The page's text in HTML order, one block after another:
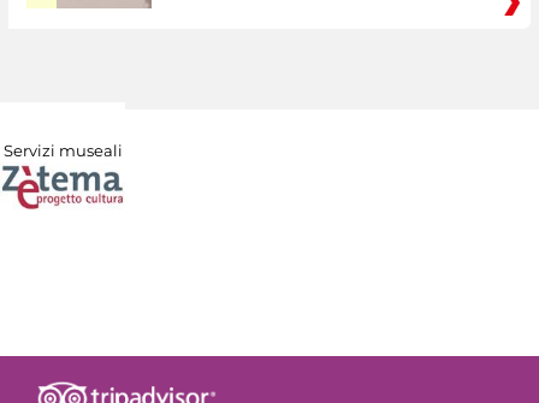
Servizi museali